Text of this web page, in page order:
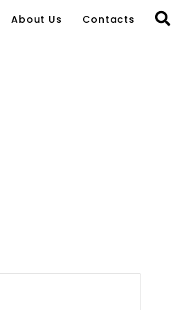
About Us Contacts